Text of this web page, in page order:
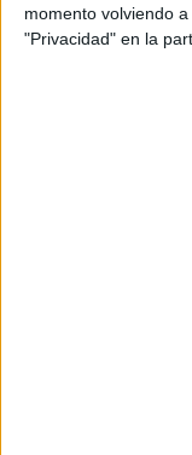
momento volviendo
"Privacidad" en la
Aceptolos